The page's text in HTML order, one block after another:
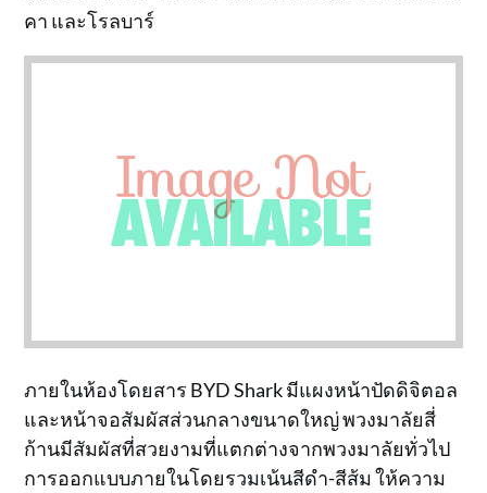
คา และโรลบาร์
ภายในห้องโดยสาร BYD Shark มีแผงหน้าปัดดิจิตอล
และหน้าจอสัมผัสส่วนกลางขนาดใหญ่ พวงมาลัยสี่
ก้านมีสัมผัสที่สวยงามที่แตกต่างจากพวงมาลัยทั่วไป
การออกแบบภายในโดยรวมเน้นสีดำ-สีส้ม ให้ความ